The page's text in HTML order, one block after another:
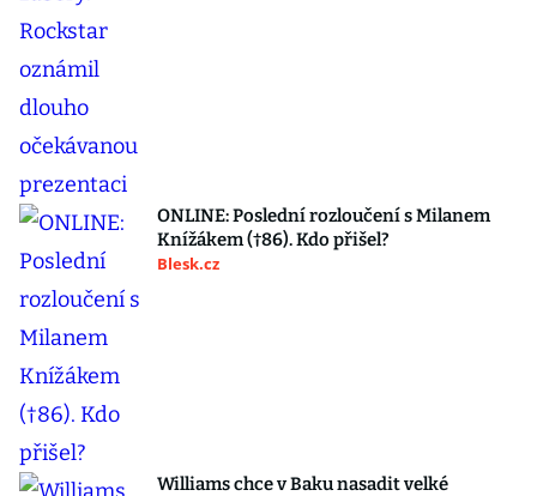
ONLINE: Poslední rozloučení s Milanem
Knížákem (†86). Kdo přišel?
Blesk.cz
Williams chce v Baku nasadit velké